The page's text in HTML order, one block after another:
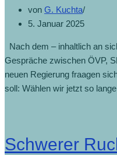
von G. Kuchta
5. Januar 2025
Nach dem – inhaltlich an
Gespräche zwischen ÖVP,
neuen Regierung fraagen
soll: Wählen wir jetzt so
Schwerer